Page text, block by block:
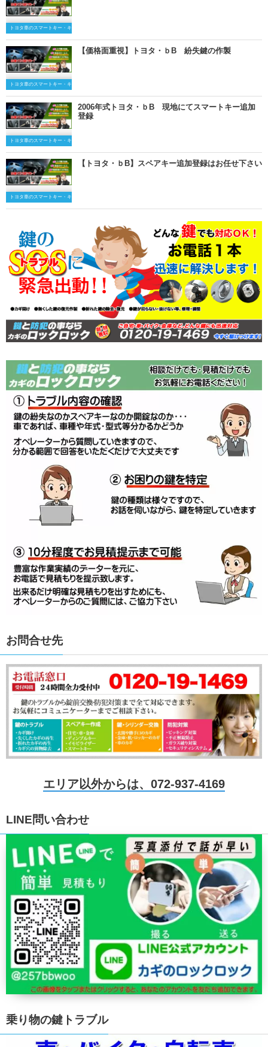
トヨタ車のスマートキー・キーレスキー
トヨタ車のスマートキー・キーレスキー
【価格面重視】トヨタ・ｂB 紛失鍵の作製
トヨタ車のスマートキー・キーレスキー
2006年式トヨタ・ｂB 現地にてスマートキー追加
登録
トヨタ車のスマートキー・キーレスキー
【トヨタ・ｂB】スペアキー追加登録はお任せ下さい
お問合せ先
エリア以外からは、072-937-4169
LINE問い合わせ
乗り物の鍵トラブル